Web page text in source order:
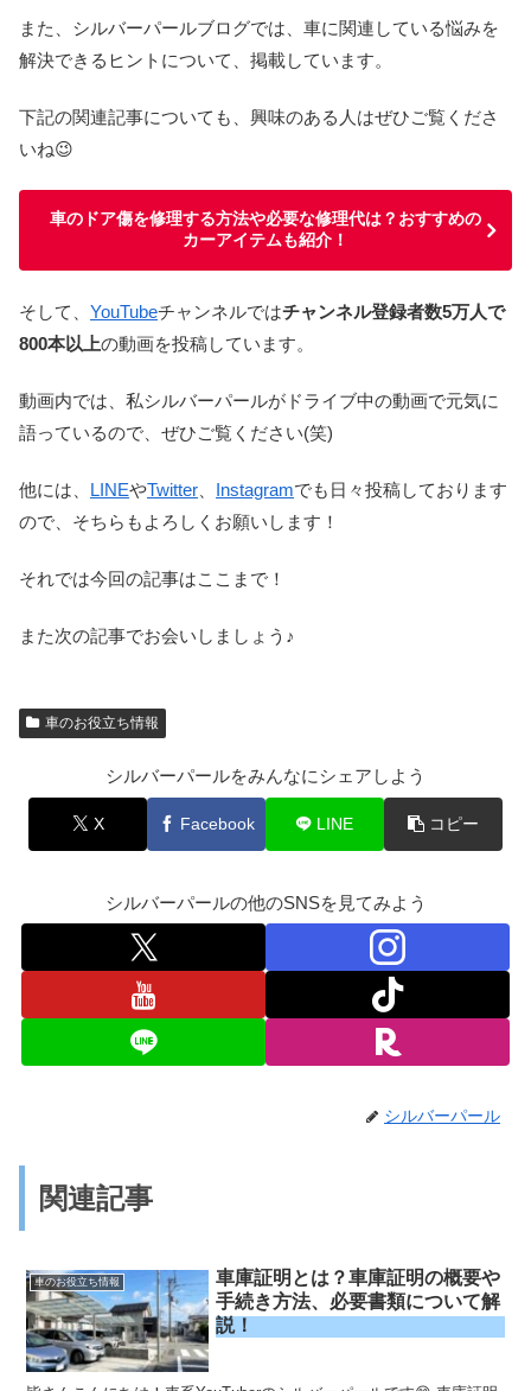
また、シルバーパールブログでは、車に関連している悩みを
解決できるヒントについて、掲載しています。
下記の関連記事についても、興味のある人はぜひご覧くださ
いね😉
車のドア傷を修理する方法や必要な修理代は？おすすめの
カーアイテムも紹介！
そして、 YouTubeチャンネルではチャンネル登録者数5万人で
800本以上の動画を投稿しています。
動画内では、私シルバーパールがドライブ中の動画で元気に
語っているので、ぜひご覧ください(笑)
他には、 LINEやTwitter Instagramでも日々投稿しております
ので、そちらもよろしくお願いします！
それでは今回の記事はここまで！
また次の記事でお会いしましょう♪
車のお役立ち情報
シルバーパールをみんなにシェアしよう
X Facebook LINE コピー
シルバーパールの他のSNSを見てみよう
シルバーパール
関連記事
車のお役立ち情報
車庫証明とは？車庫証明の概要や
手続き方法、必要書類について解
説！